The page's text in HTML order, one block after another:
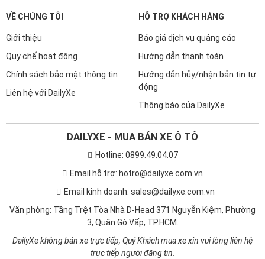
VỀ CHÚNG TÔI
Giới thiệu
Quy chế hoạt động
Chính sách bảo mật thông tin
Liên hệ với DailyXe
HỖ TRỢ KHÁCH HÀNG
Báo giá dịch vụ quảng cáo
Hướng dẫn thanh toán
Hướng dẫn hủy/nhận bản tin tự
động
Thông báo của DailyXe
DAILYXE - MUA BÁN XE Ô TÔ
Hotline: 0899.49.04.07
Email hỗ trợ: hotro@dailyxe.com.vn
Email kinh doanh: sales@dailyxe.com.vn
Văn phòng: Tầng Trệt Tòa Nhà D-Head 371 Nguyễn Kiệm, Phường
3, Quận Gò Vấp, TP.HCM.
DailyXe không bán xe trực tiếp, Quý Khách mua xe xin vui lòng liên hệ
trực tiếp người đăng tin.